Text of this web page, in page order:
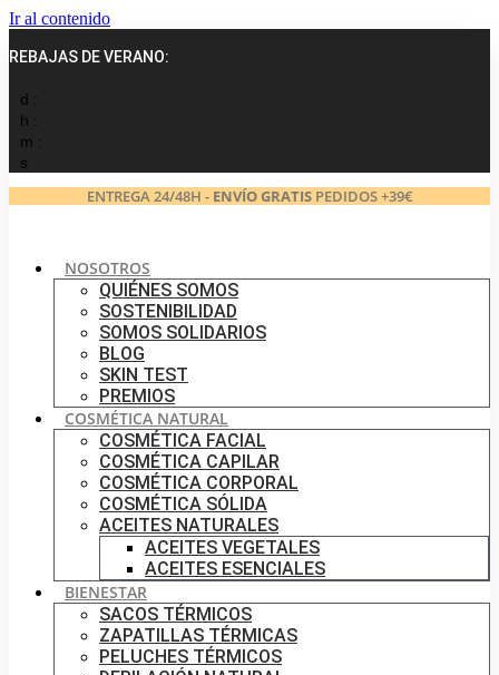
Ir al contenido
REBAJAS DE VERANO:
d :
h :
m :
s
ENTREGA 24/48H - ENVÍO GRATISPEDIDOS +39€
NOSOTROS
QUIÉNES SOMOS
SOSTENIBILIDAD
SOMOS SOLIDARIOS
BLOG
SKIN TEST
PREMIOS
COSMÉTICA NATURAL
COSMÉTICA FACIAL
COSMÉTICA CAPILAR
COSMÉTICA CORPORAL
COSMÉTICA SÓLIDA
ACEITES NATURALES
ACEITES VEGETALES
ACEITES ESENCIALES
BIENESTAR
SACOS TÉRMICOS
ZAPATILLAS TÉRMICAS
PELUCHES TÉRMICOS